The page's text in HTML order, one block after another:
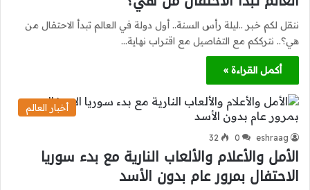
ننقل لكم خبر ..ليلة رأس السنة.. أول دولة في العالم تبدأ الاحتفال من
هي؟.. نترككم مع التفاصيل مع اقتراب نهاية…
أكمل القراءة »
أخبار العالم
eshraag
0
32
الأمل والأعلام والألعاب النارية مع بدء سوريا
الاحتفال بمرور عام بدون الأسد